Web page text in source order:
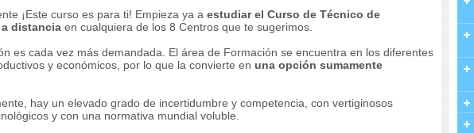
¡Este curso es para ti! Empieza ya a estudiar el Curso de Técnico de
distancia en cualquiera de los 8 Centros que te sugerimos.
es cada vez más demandada. El área de Formación se encuentra en los diferentes
y económicos, por lo que la convierte en una opción sumamente
hay un elevado grado de incertidumbre y competencia, con vertiginosos
y con una normativa mundial voluble.